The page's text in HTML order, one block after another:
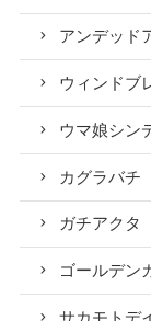
アンデッド
ウィンドブ
ウマ娘シン
カグラバチ
ガチアクタ
ゴールデン